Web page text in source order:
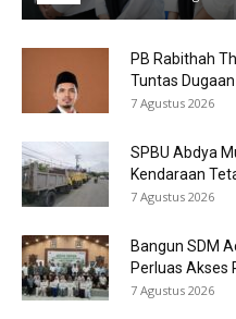
PB Rabithah
Tuntas
7 Agustus 2026
SPBU Abdya
Kendaraan
7 Agustus 2026
Bangun SDM
Perluas Akses
7 Agustus 2026